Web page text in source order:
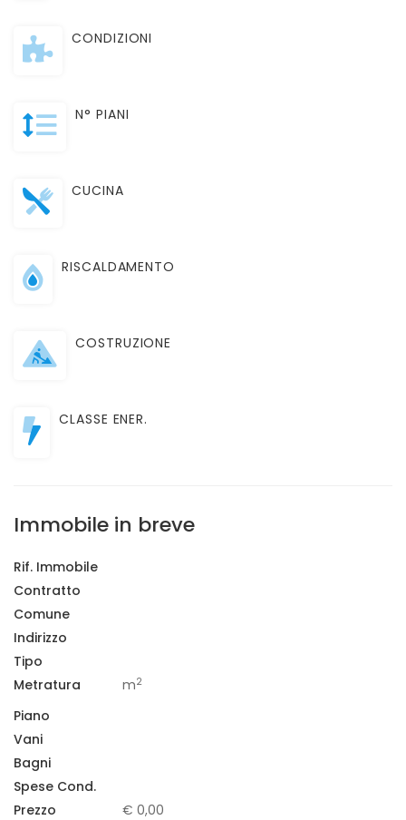
CONDIZIONI
N° PIANI
CUCINA
RISCALDAMENTO
COSTRUZIONE
CLASSE ENER.
Immobile in breve
Rif. Immobile
Contratto
Comune
Indirizzo
Tipo
Metratura
m2
Piano
Vani
Bagni
Spese Cond.
Prezzo
€ 0,00